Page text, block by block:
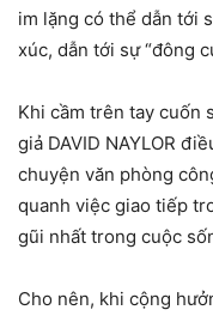
im lặng có thể dẫn tới
xúc, dẫn tới sự “đông
Khi cầm trên tay cuốn
giả DAVID NAYLOR
chuyện văn phòng
quanh việc giao tiếp
gũi nhất trong cuộc
Cho nên, khi cộng